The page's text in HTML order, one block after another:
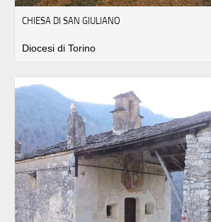
CHIESA DI SAN GIULIANO
Diocesi di Torino